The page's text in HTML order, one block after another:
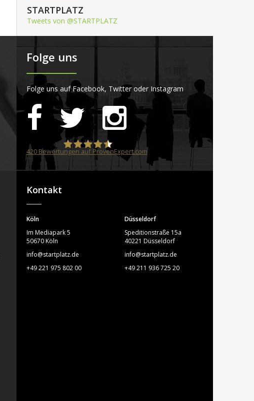
STARTPLATZ
Tweets von @STARTPLATZ
Folge uns
Folge uns auf Facebook, Twitter oder Instagram
STARTPLATZ
420Bewertungen auf ProvenExpert.com
Kontakt
Köln
Im Mediapark 5
50670 Köln
info@startplatz.de
+49 221 975 802 00
Düsseldorf
Speditionstraße 15a
40221 Düsseldorf
info@startplatz.de
+49 211 936 725 20